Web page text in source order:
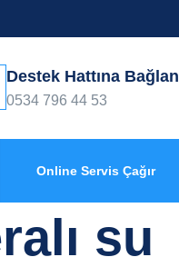
Destek Hattına Bağlan
0534 796 44 53
Online Servis Çağır
su